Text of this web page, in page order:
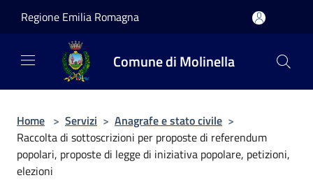
Regione Emilia Romagna
Comune di Molinella
Home > Servizi > Anagrafe e stato civile >
Raccolta di sottoscrizioni per proposte di referendum
popolari, proposte di legge di iniziativa popolare, petizioni,
elezioni